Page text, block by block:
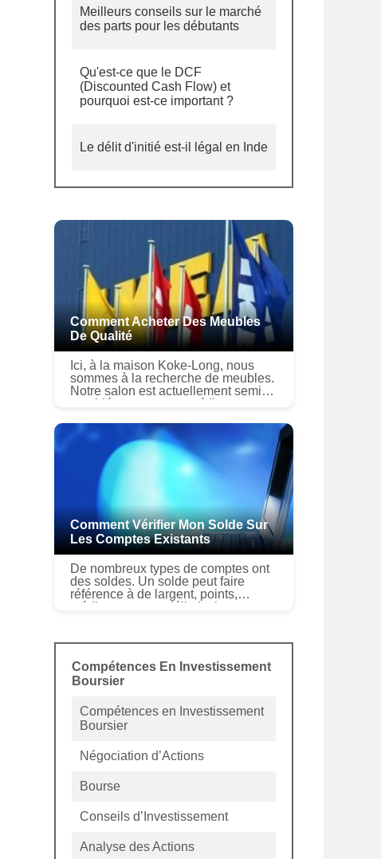
Meilleurs conseils sur le marché
des parts pour les débutants
Qu'est-ce que le DCF
(Discounted Cash Flow) et
pourquoi est-ce important ?
Le délit d'initié est-il légal en Inde
Comment Acheter Des Meubles
De Qualité
Ici, à la maison Koke-Long, nous
sommes à la recherche de meubles.
Notre salon est actuellement semi-
meublé avec un canapé Ikea
quelques restes de chaises de salle
Comment Vérifier Mon Solde Sur
Les Comptes Existants
De nombreux types de comptes ont
des soldes. Un solde peut faire
référence à de largent, points,
crédits ou autres délimitations.
solde de...
Compétences En Investissement
Boursier
Compétences en Investissement
Boursier
Négociation d’Actions
Bourse
Conseils d’Investissement
Analyse des Actions